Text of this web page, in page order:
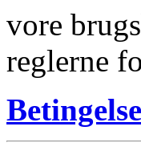
vore
reglerne